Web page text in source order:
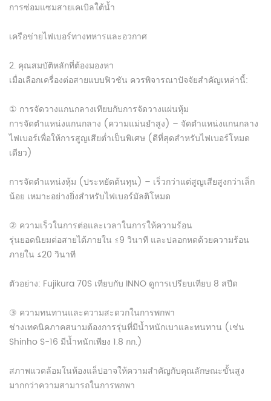
การซ่อมแซมสายเคเบิลใต้น้ำ
เครือข่ายไฟเบอร์ทางทหารและอวกาศ
2. คุณสมบัติหลักที่ต้องมองหา
เมื่อเลือกเครื่องต่อสายแบบฟิวชัน ควรพิจารณาปัจจัยสำคัญเหล่านี้:
① การจัดวางแกนกลางเทียบกับการจัดวางแผ่นหุ้ม
การจัดตำแหน่งแกนกลาง (ความแม่นยำสูง) – จัดตำแหน่งแกนกลาง
ไฟเบอร์เพื่อให้การสูญเสียต่ำเป็นพิเศษ (ดีที่สุดสำหรับไฟเบอร์โหมด
เดียว)
การจัดตำแหน่งหุ้ม (ประหยัดต้นทุน) – เร็วกว่าแต่สูญเสียสูงกว่าเล็ก
น้อย เหมาะอย่างยิ่งสำหรับไฟเบอร์มัลติโหมด
② ความเร็วในการต่อและเวลาในการให้ความร้อน
รุ่นยอดนิยมต่อสายได้ภายใน ≤9 วินาที และปลอกหดด้วยความร้อน
ภายใน ≤20 วินาที
ตัวอย่าง: Fujikura 70S เทียบกับ INNO ดูการเปรียบเทียบ 8 สปีด
③ ความทนทานและความสะดวกในการพกพา
ช่างเทคนิคภาคสนามต้องการรุ่นที่มีน้ำหนักเบาและทนทาน (เช่น
Shinho S-16 มีน้ำหนักเพียง 1.8 กก.)
สภาพแวดล้อมในห้องแล็ปอาจให้ความสำคัญกับคุณลักษณะขั้นสูง
มากกว่าความสามารถในการพกพา